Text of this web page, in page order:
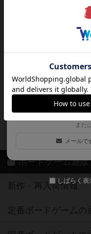
遊んだボード
気になるゲーム
お気に入り作品
ログイン / 会員
Google
Apple
また
メールで
しばらく表
ボードゲーム会情報
掲示板・トピックス
ボドとも・会員一覧
ボードゲーム業界コ
ボドゲーマご利用案
ボードゲーム通販
新作・再入荷情報
定番ボードゲームの